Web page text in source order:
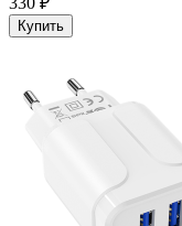
Купить